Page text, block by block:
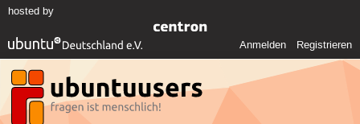
hosted by
Anmelden Registrieren